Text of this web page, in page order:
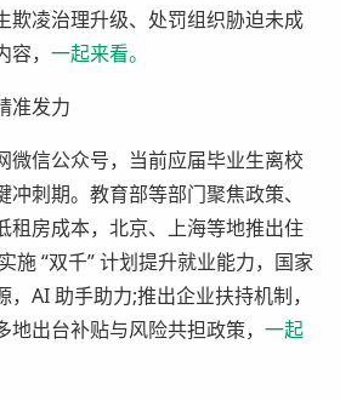
欺凌治理升级、处罚组织胁迫未成
， 一起来看。
发力
信公众号，当前应届毕业生离校
刺期。教育部等部门聚焦政策、
租房成本，北京、上海等地推出住
施 “双千” 计划提升就业能力，国家
AI 助手助力;推出企业扶持机制，
出台补贴与风险共担政策， 一起